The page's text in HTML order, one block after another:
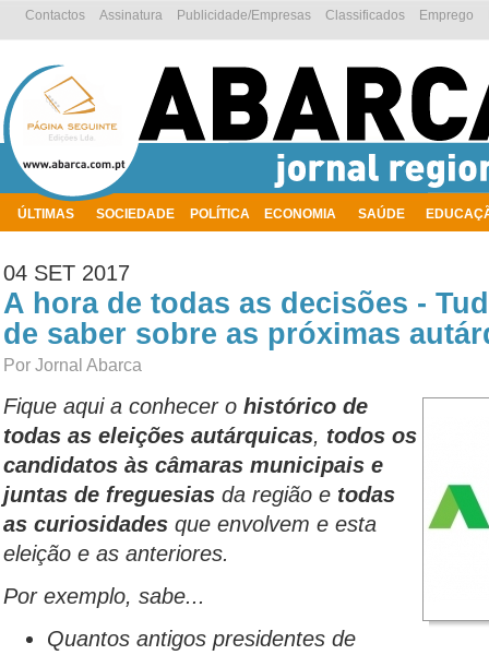
ÚLTIMAS SOCIEDADE POLÍTICA ECONOMIA SAÚDE
Emprego
Classificados
Publicidade/Empresas
Assinatura
Contactos
04 SET 2017
A hora de todas as decisões -
de saber sobre as próximas
Por Jornal Abarca
Fique aqui a conhecer o histórico de
todas as eleições autárquicas, todos os
candidatos às câmaras municipais e
juntas de freguesias da região e todas
as curiosidades que envolvem e esta
eleição e as anteriores.
Por exemplo, sabe...
Quantos antigos presidentes de